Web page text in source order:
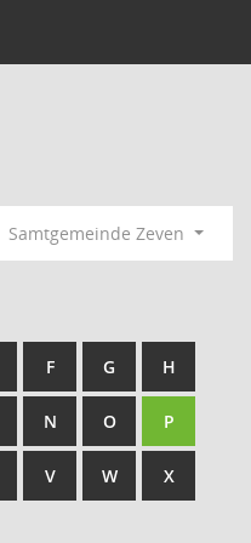
Samtgemeinde Zeven
F G H
N O P
V W X